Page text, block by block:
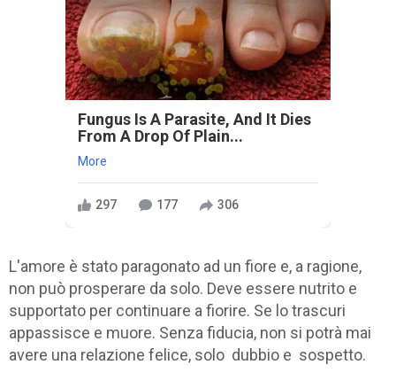
Fungus Is A Parasite, And It Dies
From A Drop Of Plain...
More
297 177 306
L'amore è stato paragonato ad un fiore e, a ragione,
non può prosperare da solo. Deve essere nutrito e
supportato per continuare a fiorire. Se lo trascuri
appassisce e muore. Senza fiducia, non si potrà mai
avere una relazione felice, solo dubbio e sospetto.